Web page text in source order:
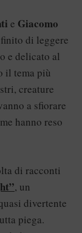
e Giacomo
di leggere
e delicato al
il tema più
creature
a sfiorare
hanno reso
di racconti
, un
divertente
piega.